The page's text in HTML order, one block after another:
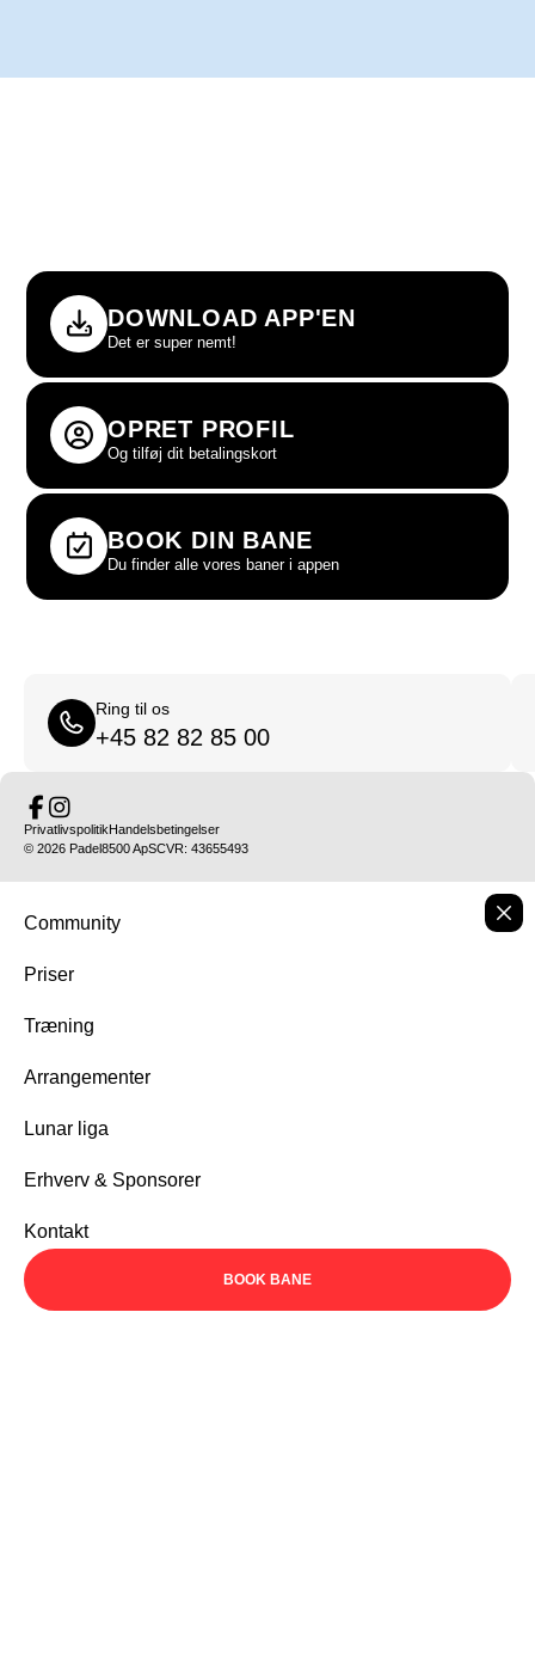
DOWNLOAD APP'EN
Det er super nemt!
OPRET PROFIL
Og tilføj dit betalingskort
BOOK DIN BANE
Du finder alle vores baner i appen
Ring til os
+45 82 82 85 00
© 2026 Padel8500 ApSCVR: 43655493
PrivatlivspolitikHandelsbetingelser
Community
Priser
Træning
Arrangementer
Lunar liga
Erhverv & Sponsorer
Kontakt
BOOK BANE